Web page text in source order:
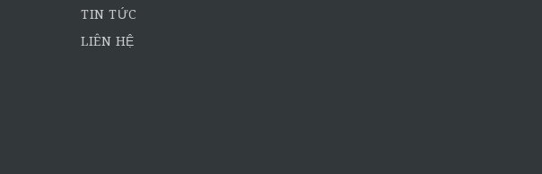
TIN TỨC
LIÊN HỆ